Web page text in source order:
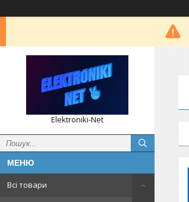
Elektroniki-Net
Всі товари